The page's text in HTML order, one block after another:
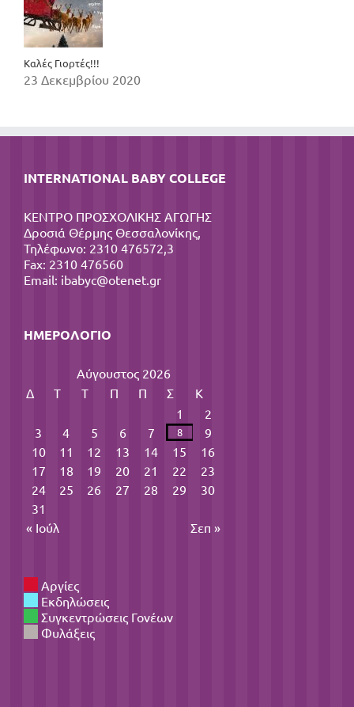
Καλές Γιορτές!!!
23 Δεκεμβρίου 2020
INTERNATIONAL BABY COLLEGE
ΚΕΝΤΡΟ ΠΡΟΣΧΟΛΙΚΗΣ ΑΓΩΓΗΣ
Δροσιά Θέρμης Θεσσαλονίκης,
Τηλέφωνο: 2310 476572,3
Fax: 2310 476560
Email: ibabyc@otenet.gr
ΗΜΕΡΟΛΌΓΙΟ
Αύγουστος 2026
Δ
Τ Τ Π Π Σ
Κ
1
2
3
4 5 6 7 8
9
10
11 12 13 14 15
16
17
18 19 20 21 22
23
24
25 26 27 28 29
30
31
« Ιούλ
Σεπ »
Αργίες
Εκδηλώσεις
Συγκεντρώσεις Γονέων
Φυλάξεις